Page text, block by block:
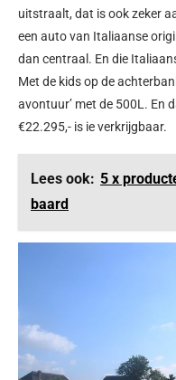
uitstraalt, dat is ook zeker
een auto van Italiaanse
dan centraal. En die
Met de kids op de
avontuur’ met de 500L. En
€22.295,- is ie verkrijgbaar.
Lees ook: 5 x
baard